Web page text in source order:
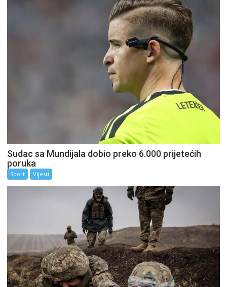
Sudac sa Mundijala dobio preko 6.000 prijetećih
poruka
Sport Vijesti